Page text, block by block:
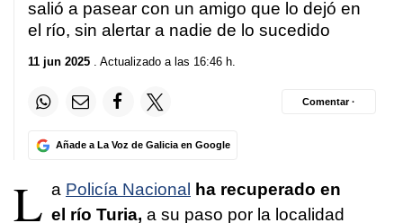
salió a pasear con un amigo que lo dejó en
el río, sin alertar a nadie de lo sucedido
11 jun 2025 . Actualizado a las 16:46 h.
Añade a La Voz de Galicia en Google
Comentar ·
L a Policía Nacional ha recuperado en
el río Turia, a su paso por la localidad